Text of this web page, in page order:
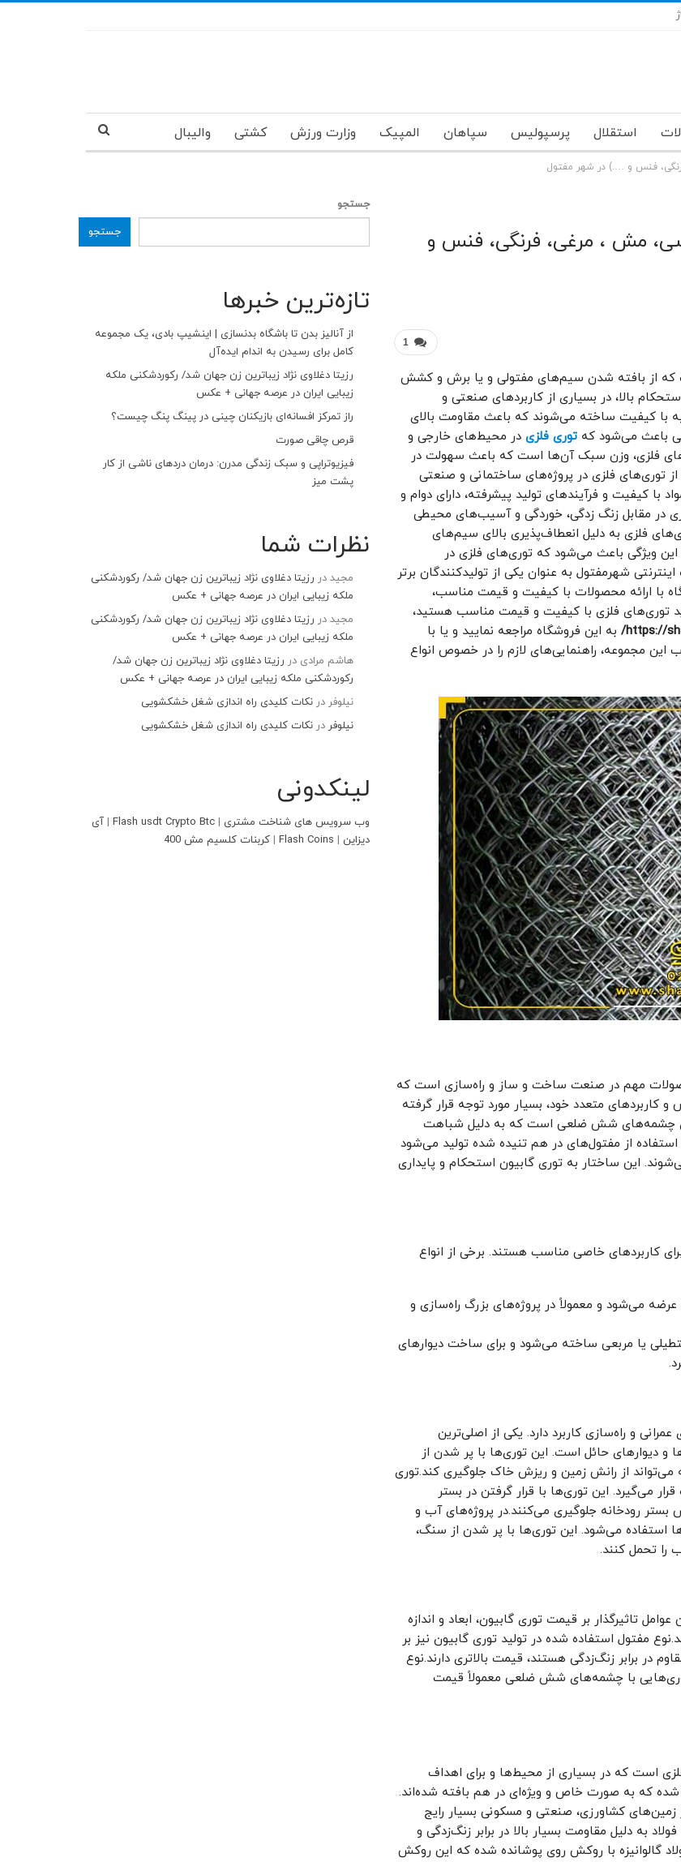
استقلال پرسپولیس سپاهان المپیک وزارت ورزش کشتی والیبال
فنس و ….) در شهر مفتول
مش ، مرغی، فرنگی، فنس و
1
که از بافته شدن سیم‌های مفتولی و یا برش و کشش
بالا، در بسیاری از کاربردهای صنعتی و
با کیفیت ساخته می‌شوند که باعث مقاومت بالای
باعث می‌شود که توری‌ فلزی در محیط‌های خارجی و
فلزی، وزن سبک آن‌ها است که باعث سهولت در
توری‌های فلزی در پروژه‌های ساختمانی و صنعتی
با کیفیت و فرآیندهای تولید پیشرفته، دارای دوام و
در مقابل زنگ زدگی، خوردگی و آسیب‌های محیطی
فلزی به دلیل انعطاف‌پذیری بالای سیم‌های
ویژگی باعث می‌شود که توری‌های فلزی در
شهرمفتول به عنوان یکی از تولیدکنندگان برتر
با ارائه محصولات با کیفیت و قیمت مناسب،
توری‌های فلزی با کیفیت و قیمت مناسب هستید،
https:// به این فروشگاه مراجعه نمایید و یا با
مجموعه، راهنمایی‌های لازم را در خصوص انواع
مهم در صنعت ساخت و ساز و راه‌سازی است که
متعدد خود، بسیار مورد توجه قرار گرفته
چشمه‌های شش ضلعی است که به دلیل شباهت
از مفتول‌های در هم تنیده شده تولید می‌شود
این ساختار به توری گابیون استحکام و پایداری
کاربردهای خاصی مناسب هستند. برخی از انواع
عرضه می‌شود و معمولاً در پروژه‌های بزرگ راه‌سازی و
یا مربعی ساخته می‌شود و برای ساخت دیوارهای
و راه‌سازی کاربرد دارد. یکی از اصلی‌ترین
و دیوارهای حائل است. این توری‌ها با پر شدن از
از رانش زمین و ریزش خاک جلوگیری کند.توری
می‌گیرد. این توری‌ها با قرار گرفتن در بستر
رودخانه جلوگیری می‌کنند.در پروژه‌های آب و
استفاده می‌شود. این توری‌ها با پر شدن از سنگ،
را تحمل کنند.
تاثیرگذار بر قیمت توری گابیون، ابعاد و اندازه
مفتول استفاده شده در تولید توری گابیون نیز بر
در برابر زنگ‌زدگی هستند، قیمت بالاتری دارند.نوع
با چشمه‌های شش ضلعی معمولاً قیمت
است که در بسیاری از محیط‌ها و برای اهداف
که به صورت خاص و ویژه‌ای در هم بافته شده‌اند.
زمین‌های کشاورزی، صنعتی و مسکونی بسیار رایج
به دلیل مقاومت بسیار بالا در برابر زنگ‌زدگی و
گالوانیزه با روکش روی پوشانده شده که این روکش
جستجو
جستجو
تازه‌ترین خبرها
از آنالیز بدن تا باشگاه بدنسازی | اینشیپ بادی، یک مجموعه
کامل برای رسیدن به اندام ایده‌آل
رزیتا دغلاوی نژاد زیباترین زن جهان شد/ رکوردشکنی ملکه
زیبایی ایران در عرصه جهانی + عکس
راز تمرکز افسانه‌ای بازیکنان چینی در پینگ پنگ چیست؟
قرص چاقی صورت
فیزیوتراپی و سبک زندگی مدرن: درمان دردهای ناشی از کار
پشت میز
نظرات شما
مجیددر رزیتا دغلاوی نژاد زیباترین زن جهان شد/ رکوردشکنی
ملکه زیبایی ایران در عرصه جهانی + عکس
مجیددر رزیتا دغلاوی نژاد زیباترین زن جهان شد/ رکوردشکنی
ملکه زیبایی ایران در عرصه جهانی + عکس
هاشم مرادی در رزیتا دغلاوی نژاد زیباترین زن جهان شد/
رکوردشکنی ملکه زیبایی ایران در عرصه جهانی + عکس
نیلوفر در نکات کلیدی راه اندازی شغل خشکشویی
نیلوفر در نکات کلیدی راه اندازی شغل خشکشویی
لینکدونی
وب سرویس های شناخت مشتری |
Flash usdt Crypto Btc
| آی
دیزاین|
Flash Coins
| کربنات کلسیم مش 400